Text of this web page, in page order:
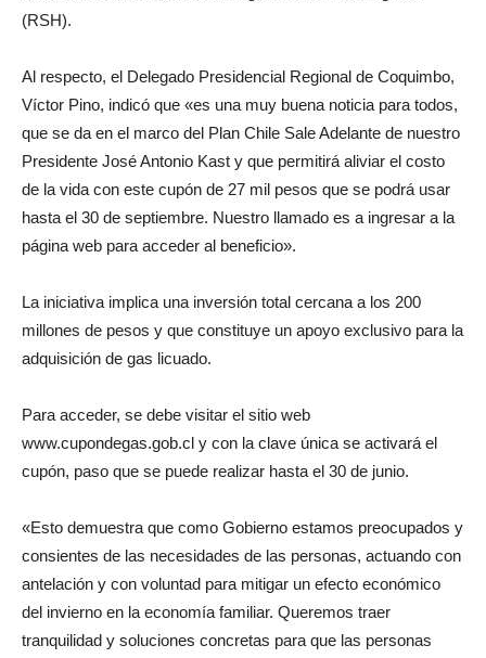
(RSH).
Al respecto, el Delegado Presidencial Regional de Coquimbo,
Víctor Pino, indicó que «es una muy buena noticia para todos,
que se da en el marco del Plan Chile Sale Adelante de nuestro
Presidente José Antonio Kast y que permitirá aliviar el costo
de la vida con este cupón de 27 mil pesos que se podrá usar
hasta el 30 de septiembre. Nuestro llamado es a ingresar a la
página web para acceder al beneficio».
La iniciativa implica una inversión total cercana a los 200
millones de pesos y que constituye un apoyo exclusivo para la
adquisición de gas licuado.
Para acceder, se debe visitar el sitio web
www.cupondegas.gob.cl y con la clave única se activará el
cupón, paso que se puede realizar hasta el 30 de junio.
«Esto demuestra que como Gobierno estamos preocupados y
consientes de las necesidades de las personas, actuando con
antelación y con voluntad para mitigar un efecto económico
del invierno en la economía familiar. Queremos traer
tranquilidad y soluciones concretas para que las personas